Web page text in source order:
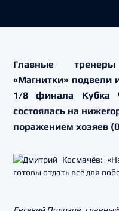
Главные
«Магнитки» подвели
1/8 финала Кубка
состоялась на
поражением хозяев